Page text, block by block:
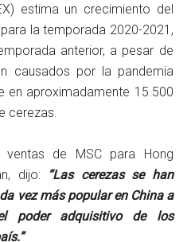
estima un crecimiento del
la temporada 2020-2021,
anterior, a pesar de
causados ​​por la pandemia
en aproximadamente 15.500
cerezas.
de MSC para Hong
dijo:
“Las cerezas se han
vez más popular en China a
poder adquisitivo de los